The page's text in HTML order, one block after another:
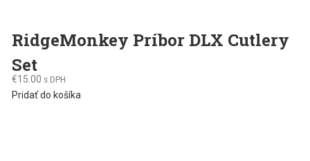
RidgeMonkey Príbor DLX Cutlery
Set
€15.00 s DPH
Pridať do košíka